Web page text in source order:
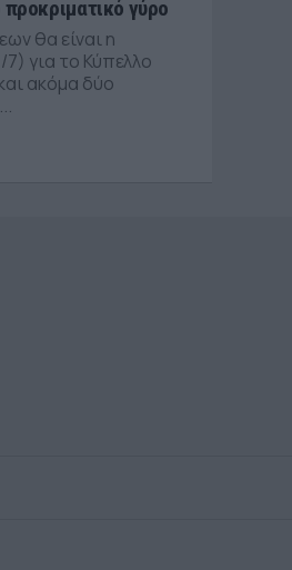
γύρο
θα είναι η
για το Κύπελλο
ακόμα δύο